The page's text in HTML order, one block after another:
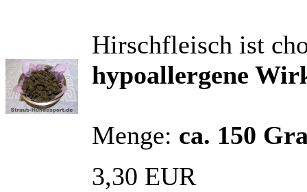
Hirschfleisch ist
hypoallergene
Menge: ca. 150
3,30 EUR